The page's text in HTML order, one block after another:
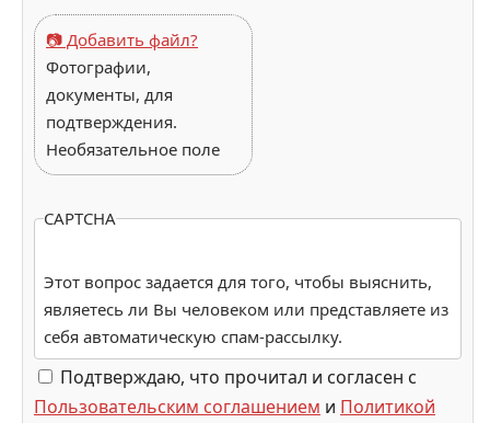
📷 Добавить файл?
Фотографии,
документы, для
подтверждения.
Необязательное поле
CAPTCHA
Этот вопрос задается для того, чтобы выяснить,
являетесь ли Вы человеком или представляете из
себя автоматическую спам-рассылку.
Подтверждаю, что прочитал и согласен с
Пользовательским соглашением и Политикой